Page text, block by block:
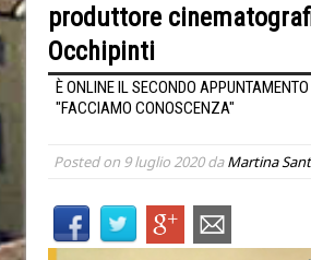
produttore
Occhipinti
È ONLINE IL SECONDO APPUNTAMENTO
"FACCIAMO CONOSCENZA"
Posted on 9 luglio 2020daMartina